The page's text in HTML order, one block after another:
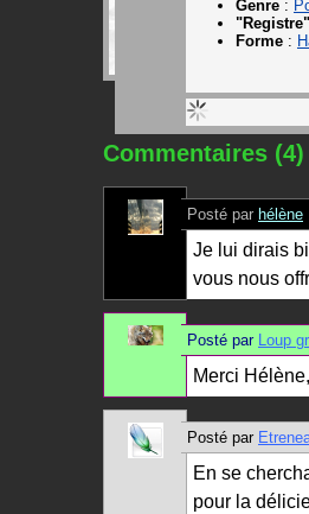
Genre :
"Registre"
Forme :
Commentaires (4)
Posté par hélène
Je lui dirais
vous nous
Posté par Loup
Merci
Posté par
En se
pour la